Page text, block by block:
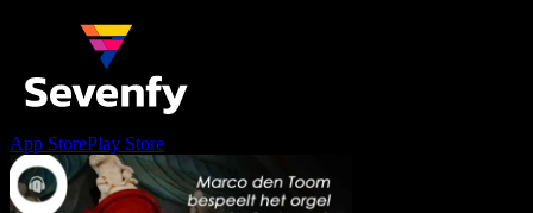
App StorePlay Store